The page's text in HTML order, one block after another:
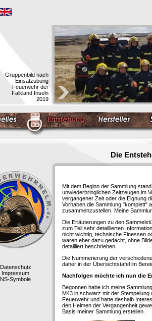
Gruppenbild nach
Einsatzübung
Feuerwehr der
Falkland Inseln
2019
Die
Datenschutz
Impressum
NS-Symbole
Mit dem Beginn der Sammlung
unwiederbringlichen Zeitzeugen im
vergangener Zeit oder die Eignung
Vorhaben die Sammlung "komplett"
zusammenzustellen. Meine
Die Erläuterungen zu den
zum Teil sehr detaillierten
nicht wichtig, technische Finessen
waren eher dazu gedacht, ohne
detailliert beschrieben.
Die Nummerierung der
daher in der Übersichtstafel im
Nachfolgen möchte ich nun die
Begonnen habe ich meine
M43 in schwarz mit der Stempelung
Feuerwehr und hatte deshalb
den Helmen der Vergangenheit
Basis meiner Sammlung erstellen.